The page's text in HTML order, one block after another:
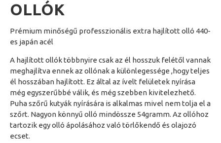
OLLÓK
Prémium minőségű professzionális extra hajlított olló 440-
es japán acél
A hajlított ollók többnyire csak az él hosszuk felétől vannak
meghajlítva ennek az ollónak a különlegessége ,hogy teljes
él hosszában hajlított. Ez által az ívelt felületek nyírása
még egyszerűbbé válik, és még szebben kivitelezhető.
Puha szőrű kutyák nyírására is alkalmas mivel nem tolja el a
szőrt. Nagyon könnyű olló mindössze 54gramm. Az ollóhoz
tartozik egy olló ápolásához való törlőkendő és olajozó
ecset.